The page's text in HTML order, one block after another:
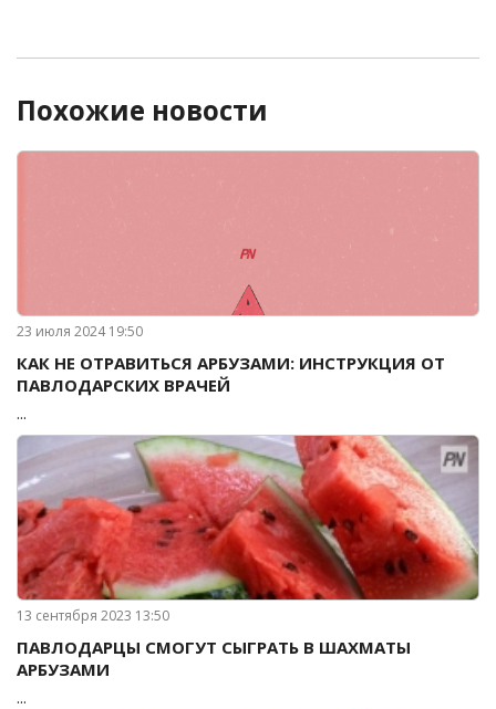
Похожие новости
23 июля 2024 19:50
КАК НЕ ОТРАВИТЬСЯ АРБУЗАМИ: ИНСТРУКЦИЯ ОТ
ПАВЛОДАРСКИХ ВРАЧЕЙ
...
13 сентября 2023 13:50
ПАВЛОДАРЦЫ СМОГУТ СЫГРАТЬ В ШАХМАТЫ
АРБУЗАМИ
...